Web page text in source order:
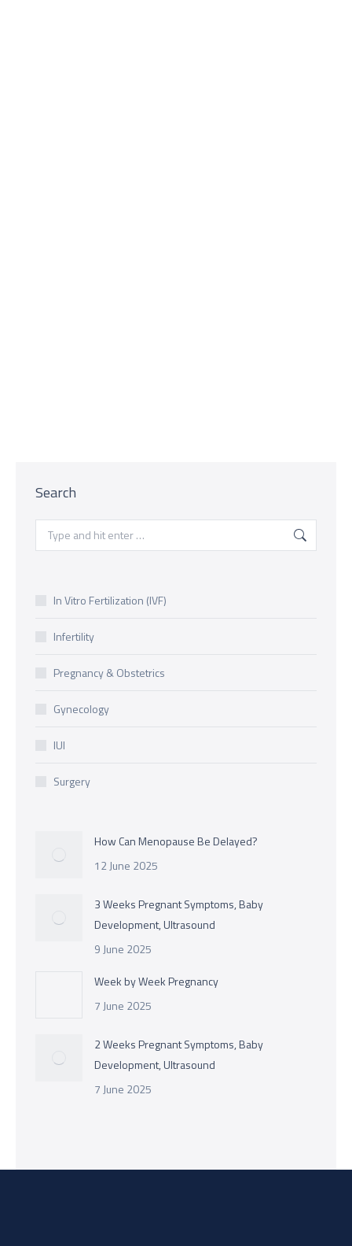
Search
Search:
In Vitro Fertilization (IVF)
Infertility
Pregnancy & Obstetrics
Gynecology
IUI
Surgery
How Can Menopause Be Delayed?
12 June 2025
3 Weeks Pregnant Symptoms, Baby
Development, Ultrasound
9 June 2025
Week by Week Pregnancy
7 June 2025
2 Weeks Pregnant Symptoms, Baby
Development, Ultrasound
7 June 2025